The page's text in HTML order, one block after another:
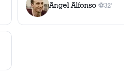
Angel Alfonso ⚽
1gol
32'